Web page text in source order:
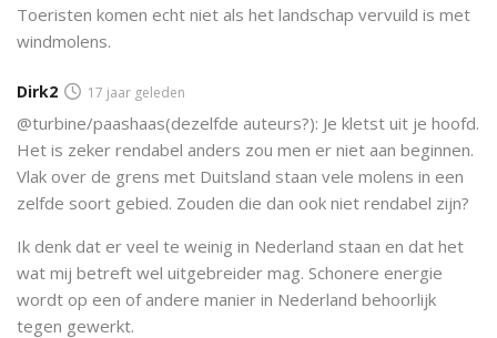
Toeristen komen echt niet als het landschap vervuild is met
windmolens.
Dirk2 17 jaar geleden
@turbine/paashaas(dezelfde auteurs?): Je kletst uit je hoofd.
Het is zeker rendabel anders zou men er niet aan beginnen.
Vlak over de grens met Duitsland staan vele molens in een
zelfde soort gebied. Zouden die dan ook niet rendabel zijn?
Ik denk dat er veel te weinig in Nederland staan en dat het
wat mij betreft wel uitgebreider mag. Schonere energie
wordt op een of andere manier in Nederland behoorlijk
tegen gewerkt.